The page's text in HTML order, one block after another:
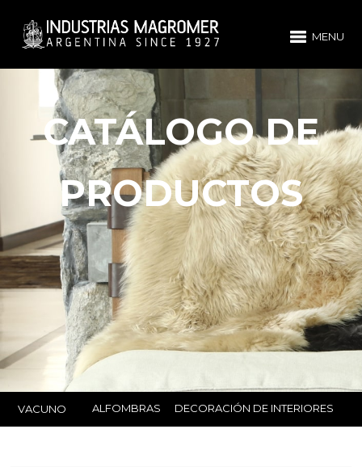
MENU
CATÁLOGO DE
PRODUCTOS
VACUNO ALFOMBRAS DECORACIÓN DE INTERIORES